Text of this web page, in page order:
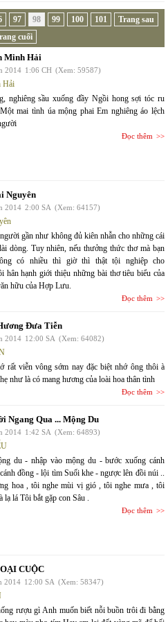
97 98 99 100 101
Trang sau
cuối
Minh Hải
2014 1:06 CH (Xem: 59587)
Hải
nghiêng sầu xuống đầy Ngồi hong sợi tóc ru
mai tình úa mộng phai Em nghiêng áo lệch
Đọc thêm
Nguyên
2014 2:00 SA (Xem: 64157)
gần như không đủ kiên nhẫn cho những cái
dòng. Tuy nhiên, nếu thưởng thức thơ mà bạn
có nhiều thì giờ thì thật tội nghiệp cho
hân hạnh giới thiệu những bài thơ tiêu biểu của
hữu của Hợp Lưu.
Đọc thêm
Đưa Tiễn
2014 12:00 SA (Xem: 64082)
rất viễn vông sớm nay đặc biệt nhớ ông thôi à
như là có mang hương của loài hoa thân tình
Đọc thêm
Ngang Qua ... Mộng Du
2014 1:42 SA (Xem: 64893)
du - nhập vào mộng du - bước xuống cánh
đồng - lội tìm Suối khe - ngược lên đồi núi ..
hoa , tôi nghe mùi vị gió , tôi nghe mưa , tôi
lạ lá Tôi bắt gặp con Sâu .
Đọc thêm
CUỘC
2014 12:00 SA (Xem: 58347)
rượu gì Anh muốn biết nỗi buồn trôi đi bằng